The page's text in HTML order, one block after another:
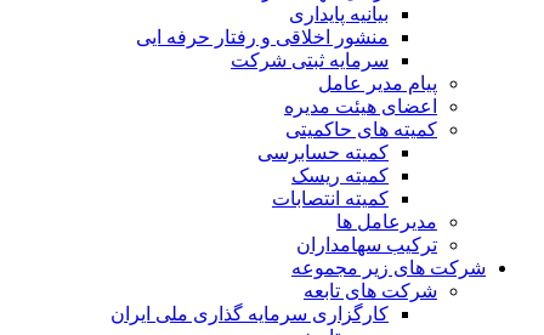
بیانیه پایداری
منشور اخلاقی و رفتار حرفه ایی
سرمایه ثبتی شرکت
پیام مدیر عامل
اعضای هیئت مدیره
کمیته های حاکمیتی
کمیته حسابرسی
کمیته ریسک
کمیته انتصابات
مدیرعامل ها
ترکیب سهامداران
شرکت های زیر مجموعه
شرکت های تابعه
کارگزاری سرمایه گذاری ملی ایران